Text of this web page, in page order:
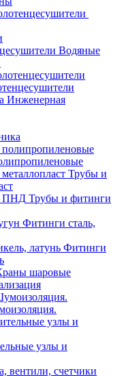
Водяные
Инженерная
Трубы и
Трубы и фитинги
Фитинги сталь,
Фитинги
шаровые
узлы и